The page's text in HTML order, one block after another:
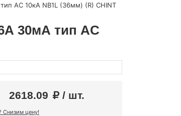
AC 10кА NB1L (36мм) (R) CHINT
30мА тип AC
2618.09 / шт.
Снизим цену!